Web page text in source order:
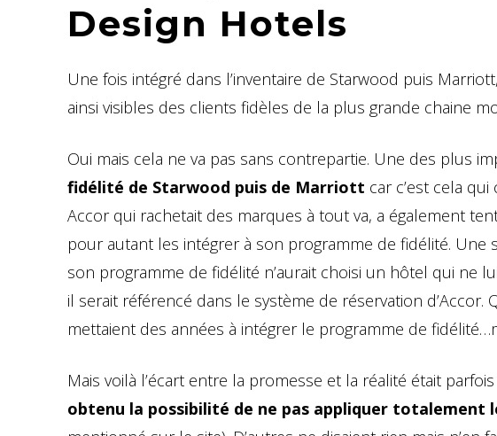
Design Hotels
Une fois intégré dans l’inventaire de Starwood puis
ainsi visibles des clients fidèles de la plus grande chaine
Oui mais cela ne va pas sans contrepartie. Une des plus
fidélité de Starwood puis de Marriott car c’est cela
Accor qui rachetait des marques à tout va, a également
pour autant les intégrer à son programme de fidélité. Une
son programme de fidélité n’aurait choisi un hôtel qui ne
il serait référencé dans le système de réservation
mettaient des années à intégrer le programme de
Mais voilà l’écart entre la promesse et la réalité était
obtenu la possibilité de ne pas appliquer totalement